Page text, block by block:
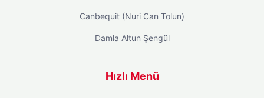
Canbequit (Nuri Can Tolun)
Damla Altun Şengül
Hızlı Menü